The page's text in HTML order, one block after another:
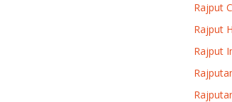
Rajput
Rajput
Rajput